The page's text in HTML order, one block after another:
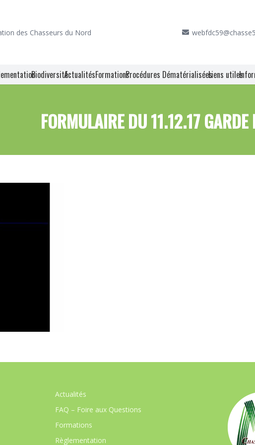
des Chasseurs du Nord
BiodiversitéActualitésFormationsProcédures DématérialiséesLiens utiles
FORMULAIRE DU 11.12.17
Actualités
FAQ – Foire aux Questions
Formations
Règlementation